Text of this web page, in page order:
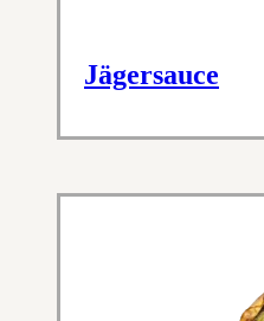
Jägersauce